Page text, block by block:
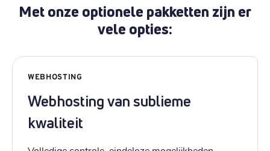
Met onze optionele pakketten zijn er
vele opties:
WEBHOSTING
Webhosting van sublieme
kwaliteit